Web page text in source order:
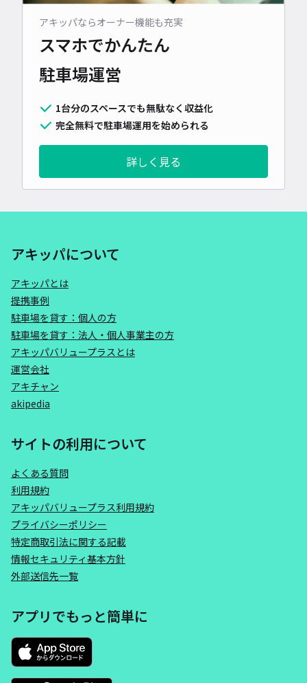
アキッパならオーナー機能も充実
スマホでかんたん
駐車場運営
1台分のスペースでも無駄なく収益化
完全無料で駐車場運用を始められる
詳しく見る
アキッパについて
アキッパとは
提携事例
駐車場を貸す：個人の方
駐車場を貸す：法人・個人事業主の方
アキッパバリュープラスとは
運営会社
アキチャン
akipedia
サイトの利用について
よくある質問
利用規約
アキッパバリュープラス利用規約
プライバシーポリシー
特定商取引法に関する記載
情報セキュリティ基本方針
外部送信先一覧
アプリでもっと簡単に